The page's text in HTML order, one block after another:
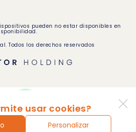
usar cookies?
Personalizar
pueden no estar disponibles en
Todos los derechos reservados